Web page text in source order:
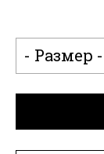
- Размер -